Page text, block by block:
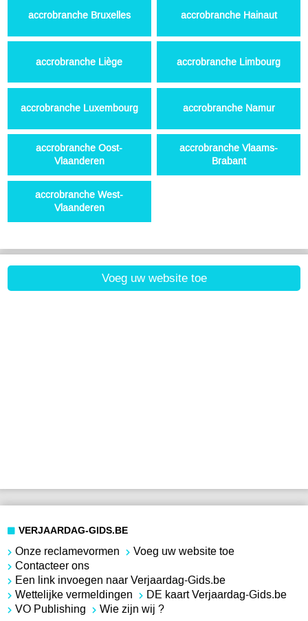
accrobranche Bruxelles accrobranche Hainaut
accrobranche Liège accrobranche Limbourg
accrobranche Luxembourg accrobranche Namur
accrobranche Oost-
Vlaanderen
accrobranche Vlaams-
Brabant
accrobranche West-
Vlaanderen
Voeg uw website toe
VERJAARDAG-GIDS.BE
Onze reclamevormen
Voeg uw website toe
Contacteer ons
Een link invoegen naar Verjaardag-Gids.be
Wettelijke vermeldingen
DE kaart Verjaardag-Gids.be
VO Publishing
Wie zijn wij ?